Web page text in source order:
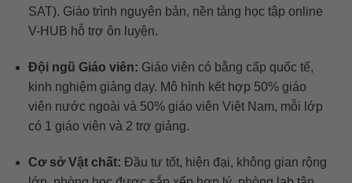
SAT). Giáo trình nguyên bản, nền tảng học tập online
V-HUB hỗ trợ ôn luyện.
Đội ngũ Giáo viên: Giáo viên có bằng cấp quốc tế,
kinh nghiệm giảng dạy. Mô hình kết hợp 50% giáo
viên nước ngoài và 50% giáo viên Việt Nam, mỗi lớp
có 1 giáo viên và 2 trợ giảng.
Cơ sở Vật chất: Đầu tư tốt, hiện đại, không gian rộng